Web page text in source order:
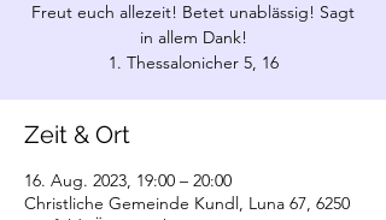
Freut euch allezeit! Betet unablässig! Sagt
in allem Dank!
1. Thessalonicher 5, 16
Zeit & Ort
16. Aug. 2023, 19:00 – 20:00
Christliche Gemeinde Kundl, Luna 67, 6250